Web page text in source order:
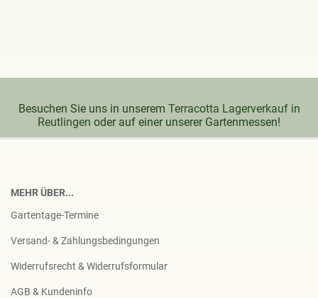
Besuchen Sie uns in unserem Terracotta Lagerverkauf in
Reutlingen oder auf einer unserer Gartenmessen!
MEHR ÜBER...
Gartentage-Termine
Versand- & Zahlungsbedingungen
Widerrufsrecht & Widerrufsformular
AGB & Kundeninfo